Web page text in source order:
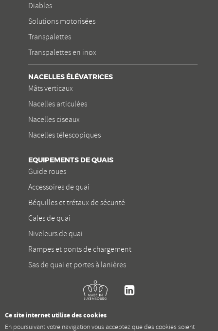
Diables
Solutions motorisées
Transpalettes
Transpalettes en inox
NACELLES ÉLÉVATRICES
Mâts verticaux
Nacelles articulées
Nacelles ciseaux
Nacelles télescopiques
EQUIPEMENTS DE QUAIS
Guide roues
Accessoires de quai
Béquilles et trétaux de sécurité
Cales de quai
Niveleurs de quai
Rampes et ponts de chargement
Sas de quai et portes à lanières
Kremer
Ce site internet utilise des cookies
En poursuivant votre navigation vous acceptez que des cookies soient